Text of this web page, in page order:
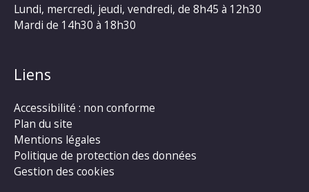
Lundi, mercredi, jeudi, vendredi, de 8h45 à 12h30
Mardi de 14h30 à 18h30
Liens
Accessibilité : non conforme
Plan du site
Mentions légales
Politique de protection des données
Gestion des cookies